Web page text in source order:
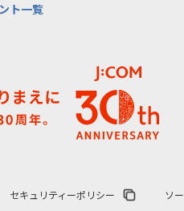
ト一覧
セキュリティーポリシー
ソ